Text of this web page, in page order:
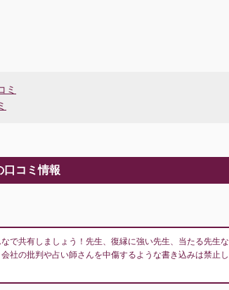
ミ
口コミ情報
で共有しましょう！先生、復縁に強い先生、当たる先生な
社の批判や占い師さんを中傷するような書き込みは禁止し